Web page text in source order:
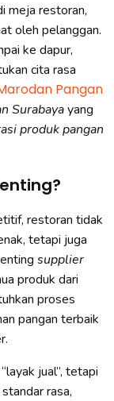
meja restoran,
oleh pelanggan.
ke dapur,
cita rasa
Pangan
Surabayayang
produk pangan
restoran tidak
tetapi juga
supplier
produk dari
proses
pangan terbaik
jual”, tetapi
rasa,